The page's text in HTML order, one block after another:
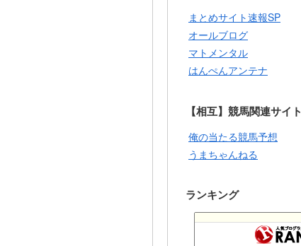
まとめサイト速報SP
オールブログ
マトメンタル
はんぺんアンテナ
【相互】競馬関連サイト
俺の当たる競馬予想
うまちゃんねる
ランキング